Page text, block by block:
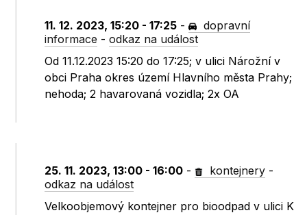
11. 12. 2023, 15:20 - 17:25 -
dopravní
informace -odkaz na událost
Od 11.12.2023 15:20 do 17:25; v ulici Nárožní v
obci Praha okres území Hlavního města Prahy;
nehoda; 2 havarovaná vozidla; 2x OA
25. 11. 2023, 13:00 - 16:00 - kontejnery -
odkaz na událost
Velkoobjemový kontejner pro bioodpad v ulici K